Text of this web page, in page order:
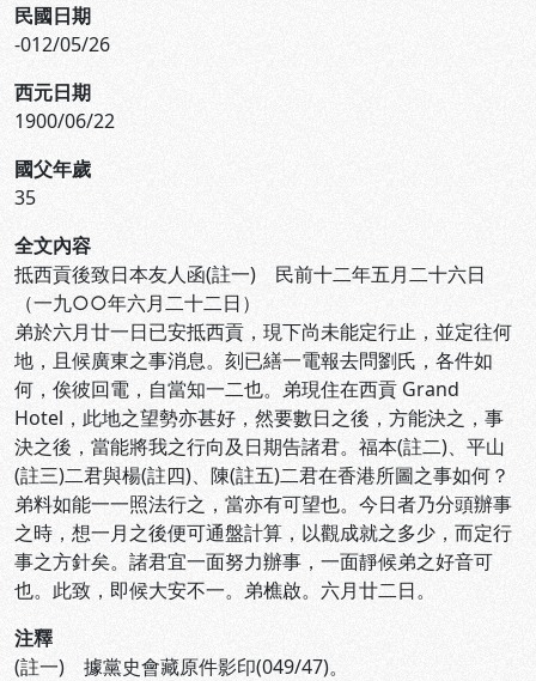
民國日期
-012/05/26
西元日期
1900/06/22
國父年歲
35
全文內容
抵西貢後致日本友人函(註一) 民前十二年五月二十六日
（一九○○年六月二十二日）
弟於六月廿一日已安抵西貢，現下尚未能定行止，並定往何
地，且候廣東之事消息。刻已繕一電報去問劉氏，各件如
何，俟彼回電，自當知一二也。弟現住在西貢 Grand
Hotel，此地之望勢亦甚好，然要數日之後，方能決之，事
決之後，當能將我之行向及日期告諸君。福本(註二)、平山
(註三)二君與楊(註四)、陳(註五)二君在香港所圖之事如何？
弟料如能一一照法行之，當亦有可望也。今日者乃分頭辦事
之時，想一月之後便可通盤計算，以觀成就之多少，而定行
事之方針矣。諸君宜一面努力辦事，一面靜候弟之好音可
也。此致，即候大安不一。弟樵啟。六月廿二日。
注釋
(註一) 據黨史會藏原件影印(049/47)。